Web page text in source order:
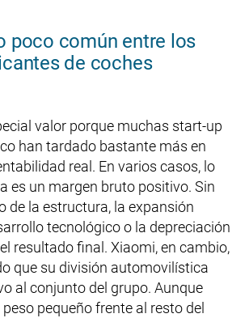
poco común entre los
de coches
valor porque muchas start-up
han tardado bastante más en
real. En varios casos, lo
es un margen bruto positivo. Sin
de la estructura, la expansión
tecnológico o la depreciación
resultado final. Xiaomi, en cambio,
que su división automovilística
al conjunto del grupo. Aunque
pequeño frente al resto del